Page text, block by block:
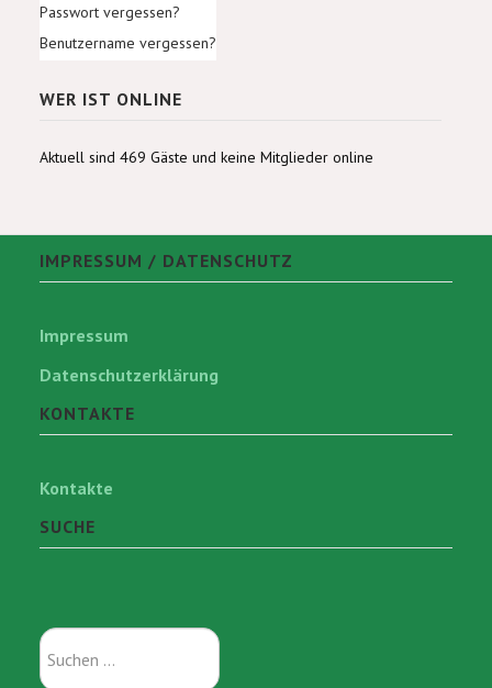
Passwort vergessen?
Benutzername vergessen?
WER IST ONLINE
Aktuell sind 469 Gäste und keine Mitglieder online
IMPRESSUM / DATENSCHUTZ
Impressum
Datenschutzerklärung
KONTAKTE
Kontakte
SUCHE
Suchen
...